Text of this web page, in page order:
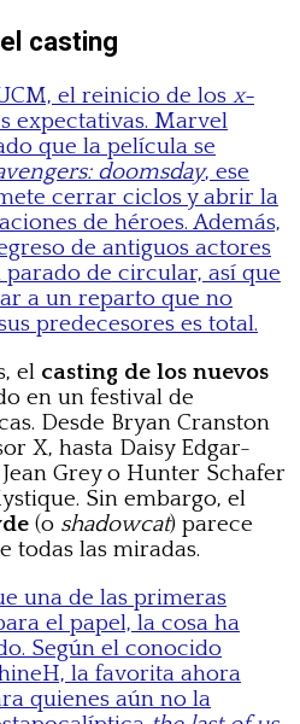
casting
el reinicio de los x-
expectativas. Marvel
que la película se
doomsday, ese
cerrar ciclos y abrir la
de héroes. Además,
de antiguos actores
parado de circular, así que
a un reparto que no
predecesores es total.
el casting de los nuevos
en un festival de
Desde Bryan Cranston
X, hasta Daisy Edgar-
Grey o Hunter Schafer
Sin embargo, el
(o shadowcat) parece
todas las miradas.
una de las primeras
el papel, la cosa ha
Según el conocido
la favorita ahora
quienes aún no la